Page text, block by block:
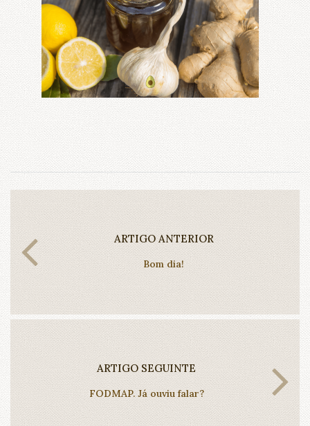
ARTIGO ANTERIOR
Bom dia!
ARTIGO SEGUINTE
FODMAP. Já ouviu falar?